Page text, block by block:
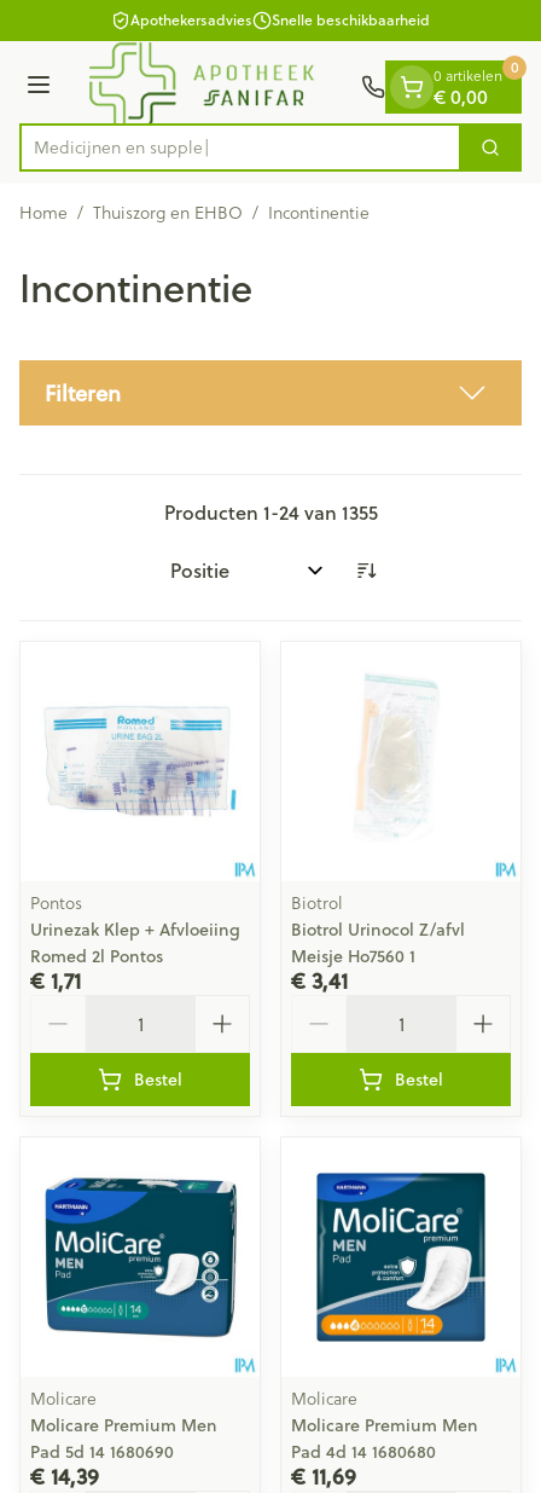
Ga naar de inhoudApothekersadvies Snelle beschikbaarheid
Menu
Product, merk, categorie... Zoek
0 artikelen
€ 0,00
0
Home / Thuiszorg en EHBO / Incontinentie
Incontinentie
Filteren
Producten 1-24van 1355
Sorteer op:
Pontos
Urinezak Klep + Afvloeiing
Romed 2l Pontos
€ 1,71
Bestel
Biotrol
Biotrol Urinocol Z/afvl
Meisje Ho7560 1
€ 3,41
Bestel
Molicare
Molicare Premium Men
Pad 5d 14 1680690
€ 14,39
Molicare
Molicare Premium Men
Pad 4d 14 1680680
€ 11,69